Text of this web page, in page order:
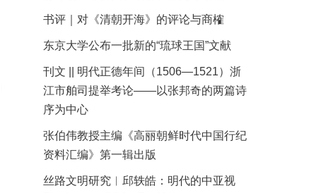
书评｜对《清朝开海》的评论与商榷
东京大学公布一批新的“琉球王国”文献
刊文 || 明代正德年间（1506—1521）浙
江市舶司提举考论——以张邦奇的两篇诗
序为中心
张伯伟教授主编《高丽朝鲜时代中国行纪
资料汇编》第一辑出版
丝路文明研究︱邱轶皓：明代的中亚视